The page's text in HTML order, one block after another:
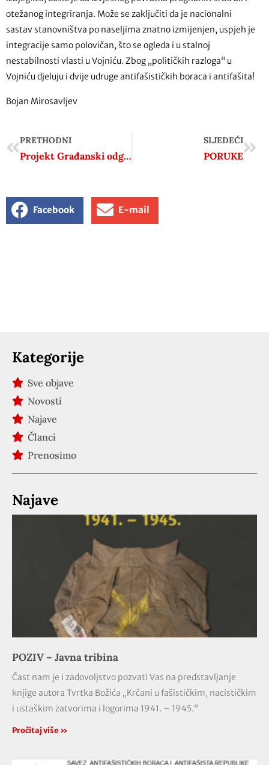
otežanog integriranja. Može se zaključiti da je nacionalni
sastav stanovništva po naseljima znatno izmijenjen, uspjeh je
integracije samo polovičan, što se ogleda i u stalnoj
nestabilnosti vlasti u Vojniću. Zbog „političkih razloga“ u
Vojniću djeluju i dvije udruge antifašističkih boraca i antifašita!
Bojan Mirosavljev
PRETHODNI
Projekt Građanski odgoj i obrazovanje traži dobru volju županijskih i gradskih ureda za obrazovanje
SLJEDEĆI
PORUKE
Facebook E-mail
Kategorije
Sve objave
Novosti
Najave
Članci
Prenosimo
Najave
POZIV – Javna tribina
Čast nam je i zadovoljstvo pozvati Vas na predstavljanje
knjige autora Tvrtka Božića „Krčani u fašističkim, nacističkim
i ustaškim zatvorima i logorima 1941. – 1945.“
Pročitaj više »